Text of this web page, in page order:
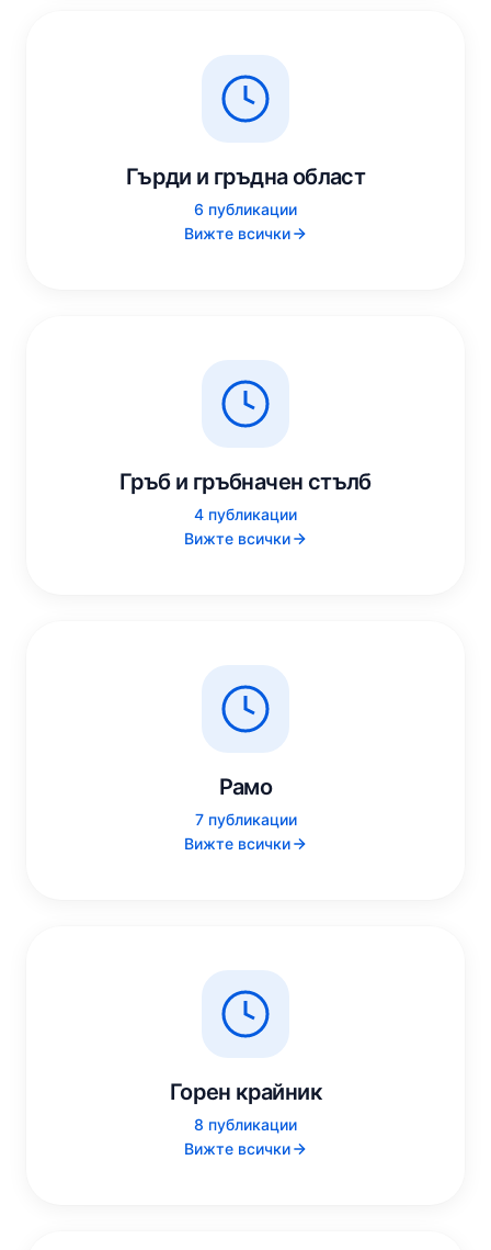
Гърди и гръдна област
6 публикации
Вижте всички
Гръб и гръбначен стълб
4 публикации
Вижте всички
Рамо
7 публикации
Вижте всички
Горен крайник
8 публикации
Вижте всички